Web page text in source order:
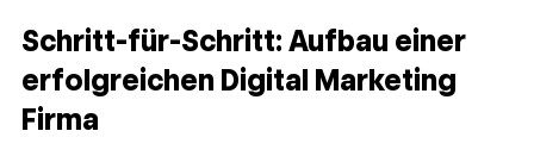
Schritt-für-Schritt: Aufbau einer
erfolgreichen Digital Marketing
Firma